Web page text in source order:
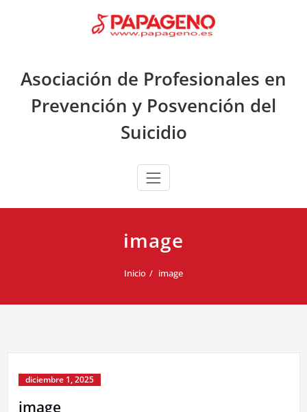
Asociación de Profesionales en
Prevención y Posvención del
Suicidio
image
Inicio image
diciembre 1, 2025
image